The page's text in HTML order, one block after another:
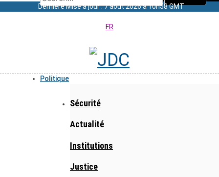
Dernière Mise à jour : 7 août 2026 à 10h58 GMT
FR
Politique
Sécurité
Actualité
Institutions
Justice